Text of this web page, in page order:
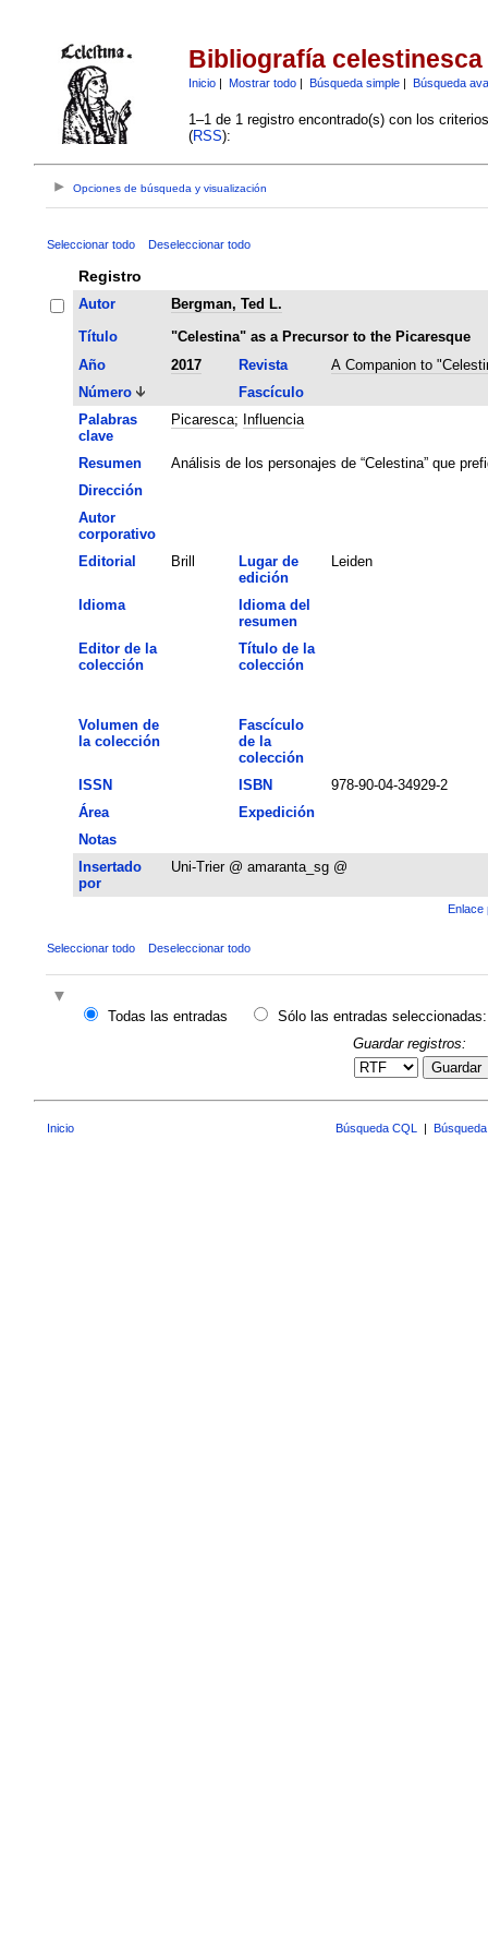
Bibliografía celestinesca
Inicio| Mostrar todo| Búsqueda simple| Búsqueda
1–1 de 1 registro encontrado(s) con los
(RSS):
Opciones de búsqueda y visualización
Seleccionar todo Deseleccionar todo
Registro
Autor
Bergman, Ted L.
Título
"Celestina" as a Precursor to the Picaresque
Año
2017 Revista
A Companion to
Número
Fascículo
Palabras
clave
Picaresca; Influencia
Resumen
Análisis de los personajes de “Celestina” que
Dirección
Autor
corporativo
Editorial
Brill
Lugar de
edición
Leiden
Idioma
Idioma del
resumen
Editor de la
colección
Título de la
colección
Volumen de
la colección
Fascículo
de la
colección
ISSN
ISBN
978-90-04-34929-2
Área
Expedición
Notas
Insertado
por
Uni-Trier @ amaranta_sg @
Enlace
Seleccionar todo Deseleccionar todo
Todas las entradas
Sólo las entradas seleccionadas:
Guardar registros:
Guardar
Inicio Búsqueda CQL